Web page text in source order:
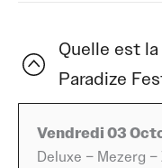
vient autant pour
chaque détail
et fluide.
Dès le vendredi, le
Quelle est
Paradize
Vendredi 03
Deluxe – Mezerg